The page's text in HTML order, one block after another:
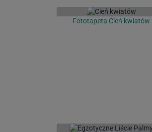
Fototapeta Cień kwiatów